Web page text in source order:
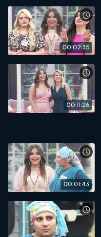
00:02:35
00:11:26
00:01:43